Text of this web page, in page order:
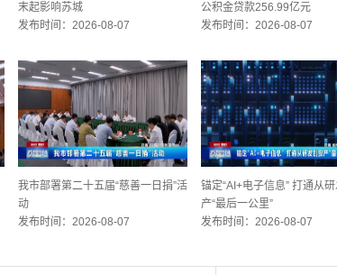
末起影响苏城
发布时间：2026-08-07
公积金贷款256.99亿元
发布时间：2026-08-07
我市部署第二十五届“慈善一日捐”活
动
发布时间：2026-08-07
锚定“AI+电子信息” 打通从
产“最后一公里”
发布时间：2026-08-07